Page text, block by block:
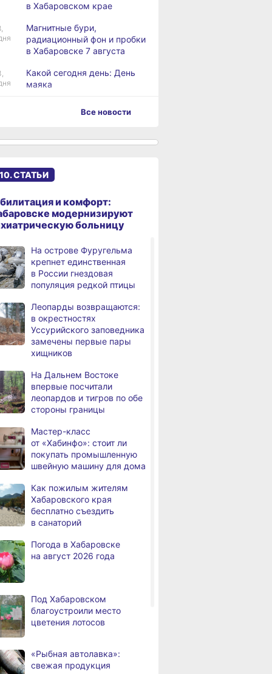
с инвалидностью
трудоустроены
в Хабаровском крае
парк
Олеси
Мастер-класс
от «Хабинфо»: стоит ли
в Хабаровском крае
Магнитные бури,
радиационный фон и пробки
в Хабаровске 7 августа
Какой сегодня день: День
маяка
в этом году подали свыше
медалями «За спасение
В Николаевске-на-Амуре
по нацпроекту капитально
ремонтируют кровлю Дома
В Хабаровске
на общественный транспорт
наносят слоганы
В Николаевске-на-Амуре
появится «умная»
спортивная площадка
высоко оценил спортивную
инфраструктуру
Хабаровского края
именами начали строить
в Хабаровском крае
Эпидобстановка
стабильная
В Хабаровском крае
высокотехнологичную
12,5 тысячи человек
подниматься
В администрации
использование средств
туристического налога
на благоустройство
Все новости
СТАТЬИ
и комфорт:
модернизируют
больницу
На острове Фуругельма
крепнет единственная
в России гнездовая
популяция редкой птицы
Леопарды возвращаются:
в окрестностях
Уссурийского заповедника
замечены первые пары
хищников
На Дальнем Востоке
впервые посчитали
леопардов и тигров по обе
стороны границы
Мастер-класс
от «Хабинфо»: стоит ли
покупать промышленную
швейную машину для дома
Как пожилым жителям
Хабаровского края
бесплатно съездить
в санаторий
Погода в Хабаровске
на август 2026 года
Под Хабаровском
благоустроили место
цветения лотосов
«Рыбная автолавка»:
свежая продукция